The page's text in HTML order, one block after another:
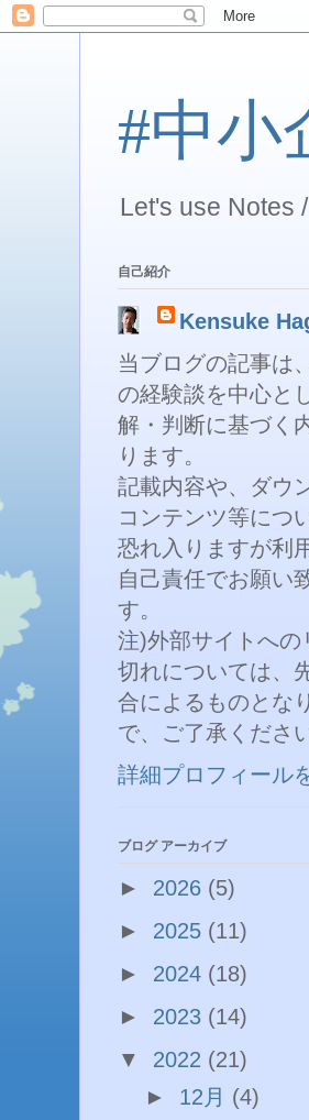
#中小
Let's use Notes
自己紹介
Kensuke
当ブログの記事は
の経験談を中心と
解・判断に基づく
ります。
記載内容や、ダウ
コンテンツ等につ
恐れ入りますが利
自己責任でお願い
す。
注)外部サイトへの
切れについては、
合によるものとな
で、ご了承くださ
詳細プロフィール
ブログ アーカイブ
► 2026 (5)
► 2025 (11)
► 2024 (18)
► 2023 (14)
▼ 2022 (21)
► 12月 (4)